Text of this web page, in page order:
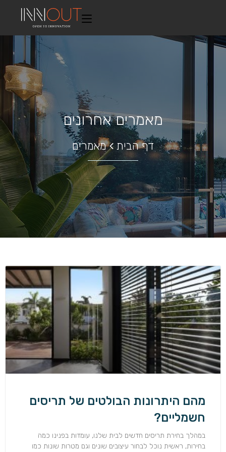
מאמרים אחרונים
דף הבית מאמרים
מהם היתרונות הבולטים של תריסים
חשמליים?
במהלך בחירת תריסים חדשים לבית שלנו, עומדות בפנינו כמה
בחירות, ראשית נוכל לבחור עיצובים שונים וגם מטרות שונות כמו